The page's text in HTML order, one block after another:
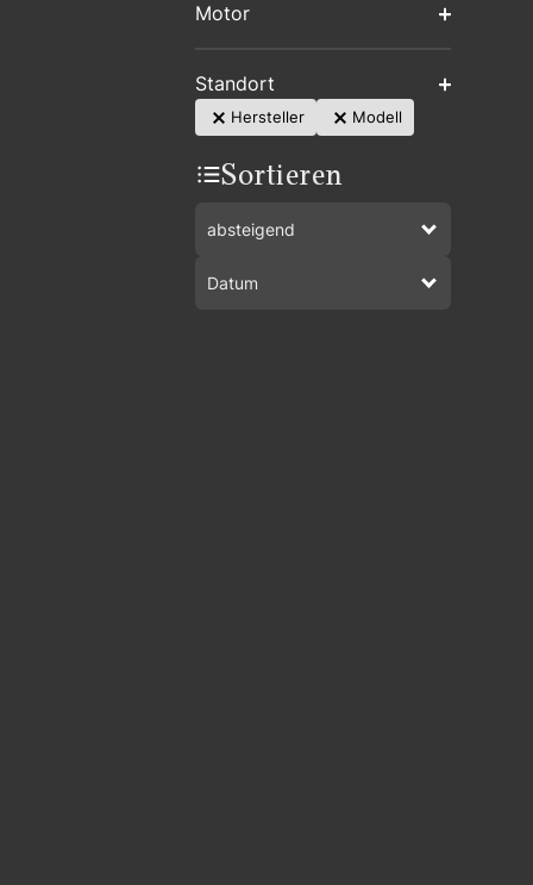
Motor
Standort
Hersteller Modell
Sortieren
absteigend
Datum